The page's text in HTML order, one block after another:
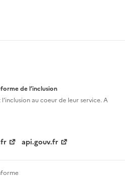
de l’inclusion
aucoeur de leur service. A
api.gouv.fr